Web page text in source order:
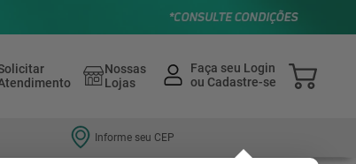
Nossas
Lojas
Informe seu CEP